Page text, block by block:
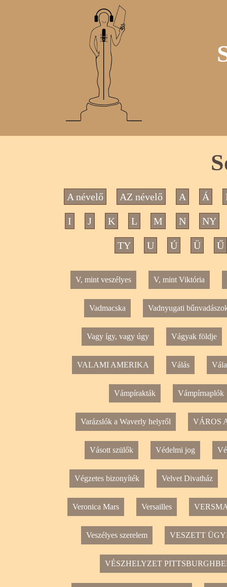
A névelő AZ névelő A Á
I J K L M N NY
TY U Ú Ü Ű
V, mint veszélyes V, mint Viktória
Vadmacska Vadnyugati
Vagy így, vagy úgy Vágyak földje
VALAMI AMERIKA Válás
Vámpírakták Vámpírnaplók
Varázslók a Waverly helyről VÁROS
Vásott szülők Védelmi jog
Végzetes bizonyíték Velvet Divatház
Veronica Mars Versailles
Veszélyes szerelem VESZETT
VÉSZHELYZET